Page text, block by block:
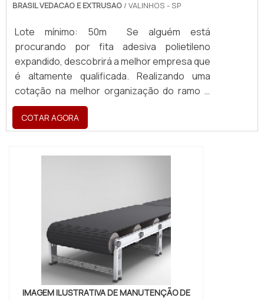
BRASIL VEDACAO E EXTRUSAO / VALINHOS - SP
Lote mínimo: 50m Se alguém está
procurando por fita adesiva polietileno
expandido, descobrirá a melhor empresa que
é altamente qualificada. Realizando uma
cotação na melhor organização do ramo e
descobrindo a maior referência de qualidade
da área de atuação. Quando o tema é fita
adesiva polietileno expandido, com os
COTAR AGORA
IMAGEM ILUSTRATIVA DE MANUTENÇÃO DE